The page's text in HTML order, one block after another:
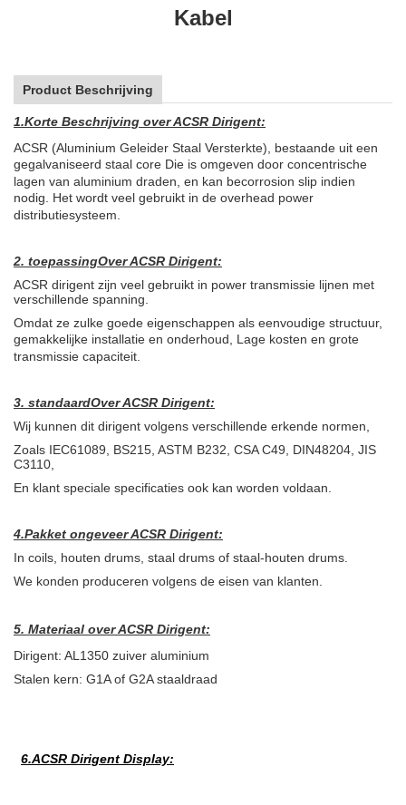
Kabel
Product Beschrijving
1.Korte Beschrijving over ACSR Dirigent:
ACSR (Aluminium Geleider Staal Versterkte), bestaande uit een
gegalvaniseerd staal core Die is omgeven door concentrische
lagen van aluminium draden, en kan becorrosion slip indien
nodig.
Het wordt veel gebruikt in de overhead power
distributiesysteem.
2. toepassingOver ACSR Dirigent:
ACSR dirigent zijn veel gebruikt in power transmissie lijnen met
verschillende spanning.
Omdat ze zulke goede eigenschappen als eenvoudige structuur,
gemakkelijke installatie en onderhoud,
Lage kosten en grote
transmissie capaciteit.
3. standaardOver ACSR Dirigent:
Wij kunnen dit dirigent volgens verschillende erkende normen,
Zoals IEC61089, BS215, ASTM B232, CSA C49, DIN48204, JIS
C3110,
En klant speciale specificaties ook kan worden voldaan.
4.Pakket ongeveer ACSR Dirigent:
In coils, houten drums, staal drums of staal-houten drums.
We konden produceren volgens de eisen van klanten.
5. Materiaal over ACSR Dirigent:
Dirigent: AL1350 zuiver aluminium
Stalen kern: G1A of G2A staaldraad
6.ACSR Dirigent Display: